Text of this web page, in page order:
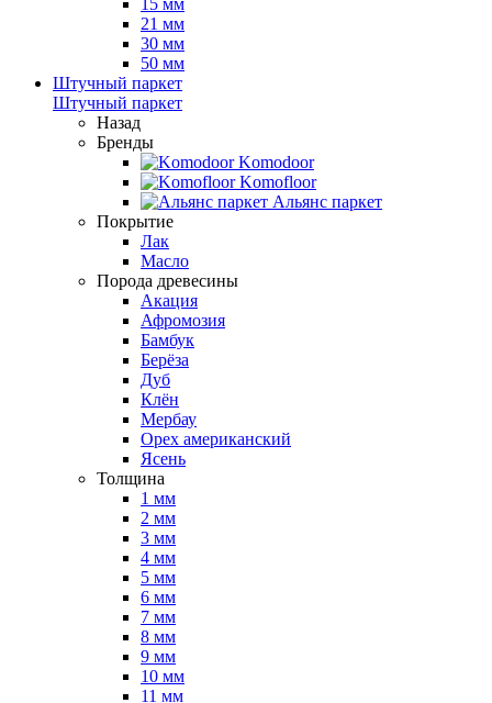
15 мм
21 мм
30 мм
50 мм
Штучный паркет
Штучный паркет
Назад
Бренды
Komodoor
Komofloor
Альянс паркет
Покрытие
Лак
Масло
Порода древесины
Акация
Афромозия
Бамбук
Берёза
Дуб
Клён
Мербау
Орех американский
Ясень
Толщина
1 мм
2 мм
3 мм
4 мм
5 мм
6 мм
7 мм
8 мм
9 мм
10 мм
11 мм